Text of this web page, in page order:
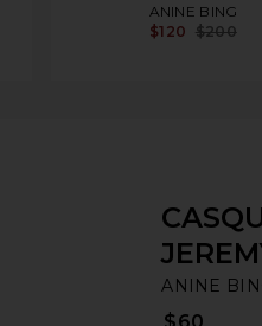
ANINE BING
$120 $200
ANINE